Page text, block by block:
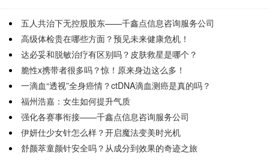
五人共治下无控股股东——千鑫点信息咨询服务公司
高级体检贵在哪些方面？预见未来健康危机！
达必妥和脱敏治疗有区别吗？皮肤救星是哪个？
脆性x携带者很多吗？惊！原来身边这么多！
一滴血“透视”全身癌情？ctDNA滴血测癌是真的吗？
福州浩嘉：女生如何提升气质
强化各赛事衔接——千鑫点信息咨询服务公司
伊妍仕少女针怎么样？开启魔法变美时光机
舒颜萃童颜针安全吗？从成分到效果的奇迹之旅